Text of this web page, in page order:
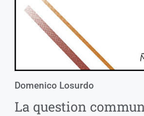
Domenico Losurdo
La question